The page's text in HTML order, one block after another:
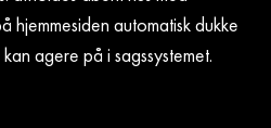
hjemmesiden automatisk dukke
agere på i sagssystemet.